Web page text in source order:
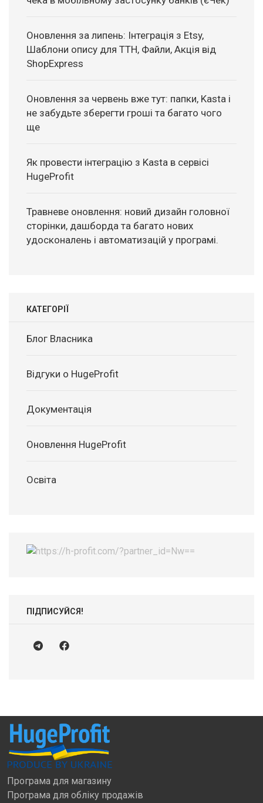
Оновлення за липень: Інтеграція з Etsy,
Шаблони опису для ТТН, Файли, Акція від
ShopExpress
Оновлення за червень вже тут: папки, Kasta і
не забудьте зберегти гроші та багато чого
ще
Як провести інтеграцію з Kasta в сервісі
HugeProfit
Травневе оновлення: новий дизайн головної
сторінки, дашборда та багато нових
удосконалень і автоматизацій у програмі.
КАТЕГОРІЇ
Блог Власника
Відгуки о HugeProfit
Документація
Оновлення HugeProfit
Освіта
ПІДПИСУЙСЯ!
Програма для магазину
Програма для обліку продажів